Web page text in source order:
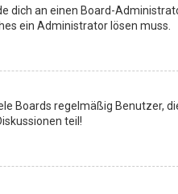
dich an einen Board-
ein Administrator lösen muss.
Boards regelmäßig Benutzer,
teil!